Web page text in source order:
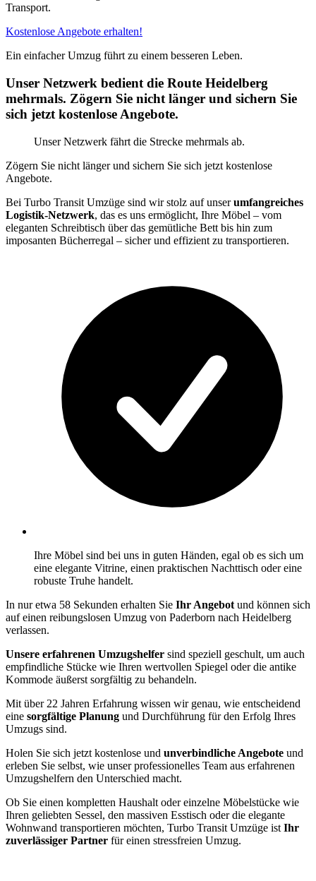
Transport.
Kostenlose Angebote erhalten!
Ein einfacher Umzug führt zu einem besseren Leben.
Unser Netzwerk bedient die Route Heidelberg
mehrmals. Zögern Sie nicht länger und sichern Sie
sich jetzt kostenlose Angebote.
Unser Netzwerk fährt die Strecke mehrmals ab.
Zögern Sie nicht länger und sichern Sie sich jetzt kostenlose
Angebote.
Bei Turbo Transit Umzüge sind wir stolz auf unserumfangreiches
Logistik-Netzwerk, das es uns ermöglicht, Ihre Möbel – vom
eleganten Schreibtisch über das gemütliche Bett bis hin zum
imposanten Bücherregal – sicher und effizient zu transportieren.
Ihre Möbel sind bei uns in guten Händen, egal ob es sich um
eine elegante Vitrine, einen praktischen Nachttisch oder eine
robuste Truhe handelt.
In nur etwa 58 Sekunden erhalten Sie Ihr Angebot und können sich
auf einen reibungslosen Umzug von Paderborn nach Heidelberg
verlassen.
Unsere erfahrenen Umzugshelfer sind speziell geschult, um auch
empfindliche Stücke wie Ihren wertvollen Spiegel oder die antike
Kommode äußerst sorgfältig zu behandeln.
Mit über 22 Jahren Erfahrung wissen wir genau, wie entscheidend
eine sorgfältige Planung und Durchführung für den Erfolg Ihres
Umzugs sind.
Holen Sie sich jetzt kostenlose und unverbindliche Angebote und
erleben Sie selbst, wie unser professionelles Team aus erfahrenen
Umzugshelfern den Unterschied macht.
Ob Sie einen kompletten Haushalt oder einzelne Möbelstücke wie
Ihren geliebten Sessel, den massiven Esstisch oder die elegante
Wohnwand transportieren möchten, Turbo Transit Umzüge ist Ihr
zuverlässiger Partner für einen stressfreien Umzug.